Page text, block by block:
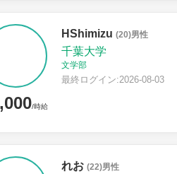
/時給
HShimizu (20)男性
千葉大学
文学部
最終ログイン:2026-08-03
れお (22)男性